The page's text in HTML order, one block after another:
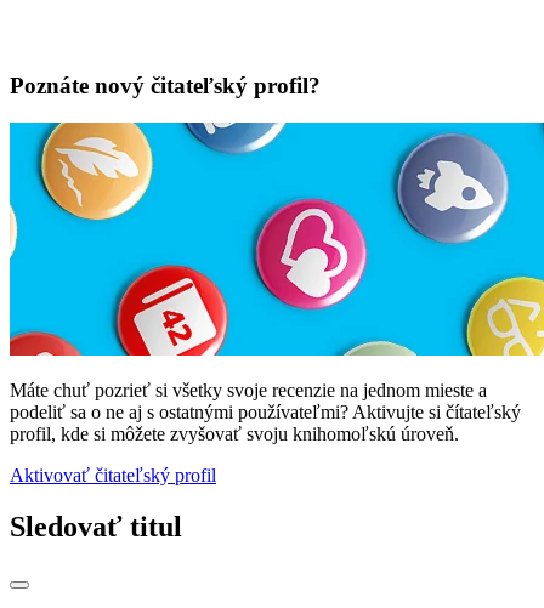
Poznáte nový čitateľský profil?
Máte chuť pozrieť si všetky svoje recenzie na jednom mieste a
podeliť sa o ne aj s ostatnými používateľmi? Aktivujte si čítateľský
profil, kde si môžete zvyšovať svoju knihomoľskú úroveň.
Aktivovať čitateľský profil
Sledovať titul